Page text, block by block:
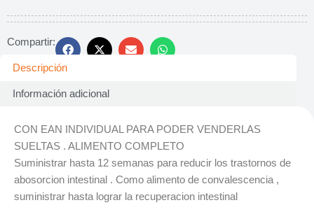
Compartir:
Descripción
Información adicional
CON EAN INDIVIDUAL PARA PODER VENDERLAS
SUELTAS . ALIMENTO COMPLETO
Suministrar hasta 12 semanas para reducir los trastornos de
abosorcion intestinal . Como alimento de convalescencia ,
suministrar hasta lograr la recuperacion intestinal